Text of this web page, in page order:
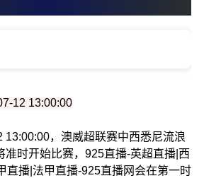
12 13:00:00
13:00:00，澳威超联赛中西悉尼流浪
准时开始比赛，925直播-英超直播|西
直播|法甲直播-925直播网会在第一时